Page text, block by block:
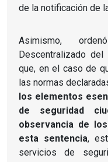
de la notificación de
Asimismo,
Descentralizado
que, en el caso de
las normas
los elementos
de seguridad
observancia de
esta sentencia,
servicios de